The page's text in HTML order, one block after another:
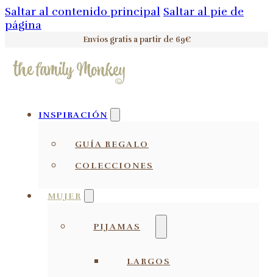
Saltar al contenido principal Saltar al pie de
página
Envíos gratis a partir de 69€
INSPIRACIÓN
GUÍA REGALO
COLECCIONES
MUJER
PIJAMAS
LARGOS